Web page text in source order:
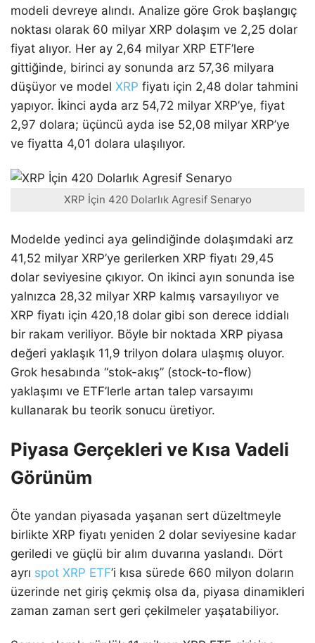
modeli devreye alındı. Analize göre Grok başlangıç
noktası olarak 60 milyar XRP dolaşım ve 2,25 dolar
fiyat alıyor. Her ay 2,64 milyar XRP ETF’lere
gittiğinde, birinci ay sonunda arz 57,36 milyara
düşüyor ve model XRP fiyatı için 2,48 dolar tahmini
yapıyor. İkinci ayda arz 54,72 milyar XRP’ye, fiyat
2,97 dolara; üçüncü ayda ise 52,08 milyar XRP’ye
ve fiyatta 4,01 dolara ulaşılıyor.
XRP İçin 420 Dolarlık Agresif Senaryo
Modelde yedinci aya gelindiğinde dolaşımdaki arz
41,52 milyar XRP’ye gerilerken XRP fiyatı 29,45
dolar seviyesine çıkıyor. On ikinci ayın sonunda ise
yalnızca 28,32 milyar XRP kalmış varsayılıyor ve
XRP fiyatı için 420,18 dolar gibi son derece iddialı
bir rakam veriliyor. Böyle bir noktada XRP piyasa
değeri yaklaşık 11,9 trilyon dolara ulaşmış oluyor.
Grok hesabında “stok-akış” (stock-to-flow)
yaklaşımı ve ETF’lerle artan talep varsayımı
kullanarak bu teorik sonucu üretiyor.
Piyasa Gerçekleri ve Kısa Vadeli
Görünüm
Öte yandan piyasada yaşanan sert düzeltmeyle
birlikte XRP fiyatı yeniden 2 dolar seviyesine kadar
geriledi ve güçlü bir alım duvarına yaslandı. Dört
ayrı spot XRP ETF’i kısa sürede 660 milyon doların
üzerinde net giriş çekmiş olsa da, piyasa dinamikleri
zaman zaman sert geri çekilmeler yaşatabiliyor.